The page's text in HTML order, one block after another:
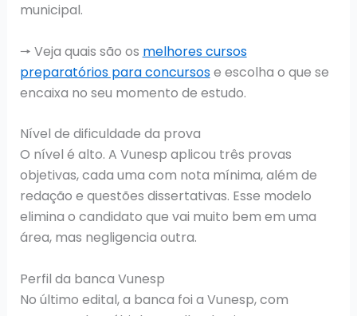
municipal.
🠖 Veja quais são os melhores cursos
preparatórios para concursose escolha o que se
encaixa no seu momento de estudo.
Nível de dificuldade da prova
O nível é alto. A Vunesp aplicou três provas
objetivas, cada uma com nota mínima, além de
redação e questões dissertativas. Esse modelo
elimina o candidato que vai muito bem em uma
área, mas negligencia outra.
Perfil da banca Vunesp
No último edital, a banca foi a Vunesp, com